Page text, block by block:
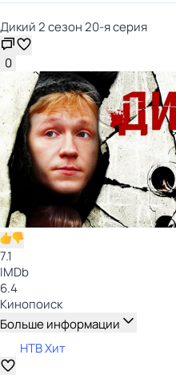
Дикий 2 сезон 20-я серия
0
7.1
IMDb
6.4
Кинопоиск
Больше информации
НТВ Хит